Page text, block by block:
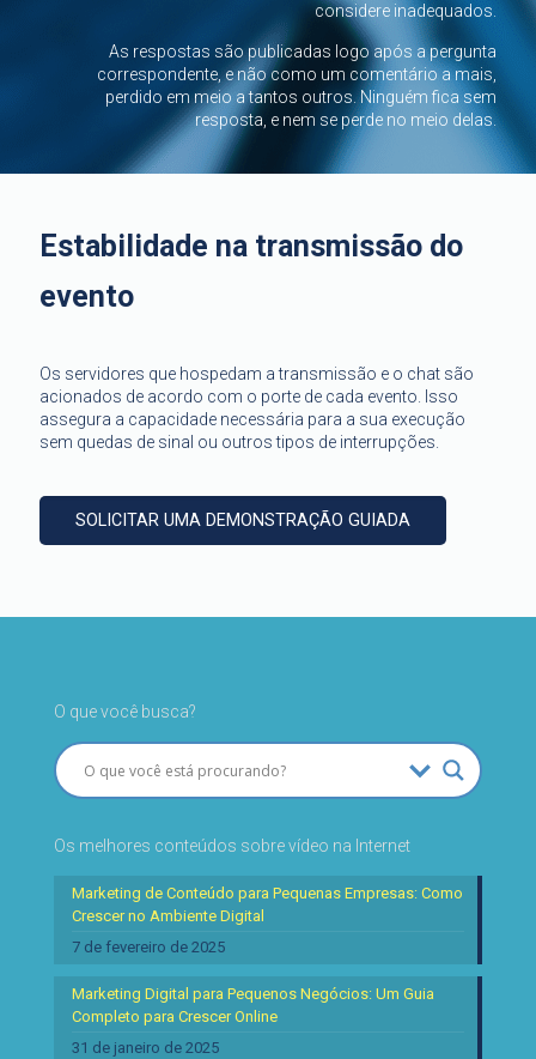
considere inadequados.
As respostas são publicadas logo após a pergunta
correspondente, e não como um comentário a mais,
perdido em meio a tantos outros. Ninguém fica sem
resposta, e nem se perde no meio delas.
Estabilidade na transmissão do
evento
Os servidores que hospedam a transmissão e o chat são
acionados de acordo com o porte de cada evento. Isso
assegura a capacidade necessária para a sua execução
sem quedas de sinal ou outros tipos de interrupções.
SOLICITAR UMA DEMONSTRAÇÃO GUIADA
O que você busca?
Os melhores conteúdos sobre vídeo na Internet
Marketing de Conteúdo para Pequenas Empresas: Como
Crescer no Ambiente Digital
7 de fevereiro de 2025
Marketing Digital para Pequenos Negócios: Um Guia
Completo para Crescer Online
31 de janeiro de 2025